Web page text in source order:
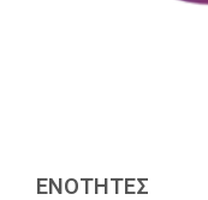
ΕΝΟΤΗΤΕΣ